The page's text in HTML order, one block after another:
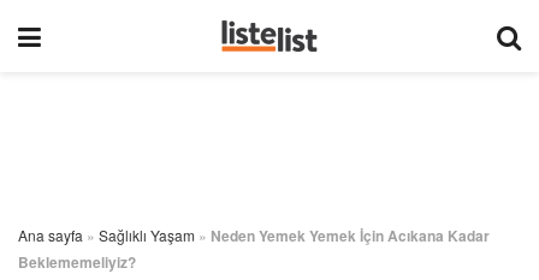
Ana sayfa » Sağlıklı Yaşam » Neden Yemek Yemek İçin Acıkana Kadar
Beklememeliyiz?